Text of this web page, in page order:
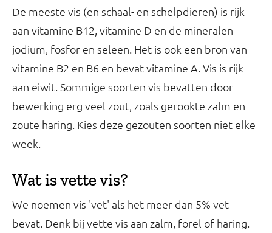
De meeste vis (en schaal- en schelpdieren) is rijk
aan vitamine B12, vitamine D en de mineralen
jodium, fosfor en seleen. Het is ook een bron van
vitamine B2 en B6 en bevat vitamine A. Vis is rijk
aan eiwit. Sommige soorten vis bevatten door
bewerking erg veel zout, zoals gerookte zalm en
zoute haring. Kies deze gezouten soorten niet elke
week.
Wat is vette vis?
We noemen vis 'vet' als het meer dan 5% vet
bevat. Denk bij vette vis aan zalm, forel of haring.